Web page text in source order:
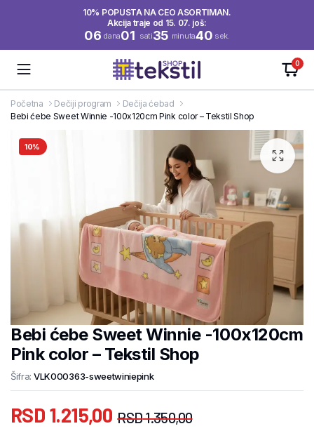
10% POPUSTA NA CEO ASORTIMAN.
Akcija traje od 15. 07. još:
06 dana01 sati35 minuta40 sek.
0
Početna Dečiji program
Dečija ćebad
Bebi ćebe Sweet Winnie -100x120cm Pink color – Tekstil Shop
10%
Bebi ćebe Sweet Winnie -100x120cm
Pink color – Tekstil Shop
Šifra: VLK000363-sweetwiniepink
RSD1.350,00
RSD 1.215,00